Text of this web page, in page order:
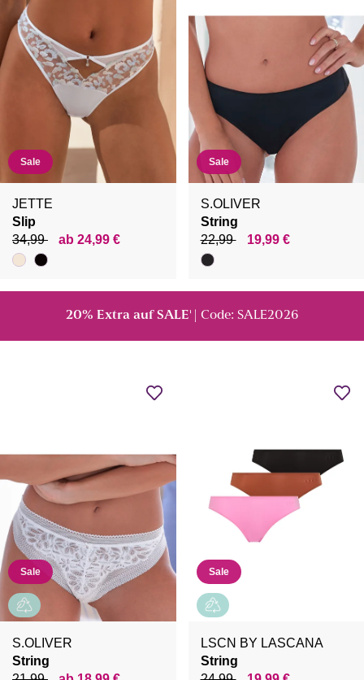
Sale
JETTE
Slip
34,99
ab 24,99 €
Sale
S.OLIVER
String
22,99
19,99 €
20% Extra auf SALE ¹ | Code: SALE2026
Sale
S.OLIVER
String
Sale
LSCN BY LASCANA
String